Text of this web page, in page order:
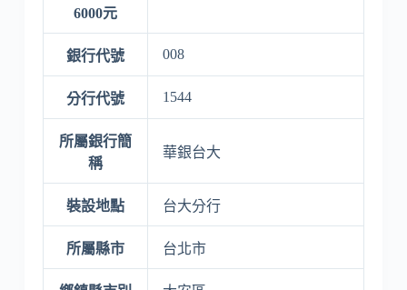
6000元
銀行代號 008
分行代號 1544
所屬銀行簡
稱
華銀台大
裝設地點 台大分行
所屬縣市 台北市